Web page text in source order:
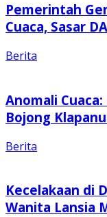
Pemerintah
Cuaca, Sasar
Berita
Anomali
Bojong
Berita
Kecelakaan di
Wanita Lansia